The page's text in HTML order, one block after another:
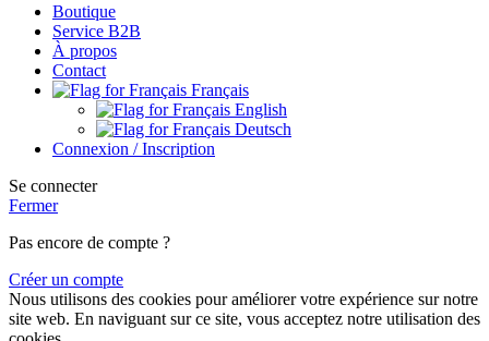
Boutique
Service B2B
À propos
Contact
Français
English
Deutsch
Connexion / Inscription
Se connecter
Fermer
Pas encore de compte ?
Créer un compte
Nous utilisons des cookies pour améliorer votre expérience sur notre
site web. En naviguant sur ce site, vous acceptez notre utilisation des